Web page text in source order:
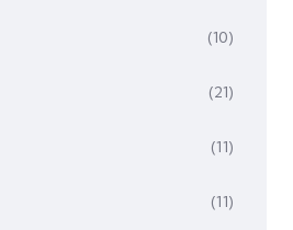
(10)
(21)
(11)
(11)